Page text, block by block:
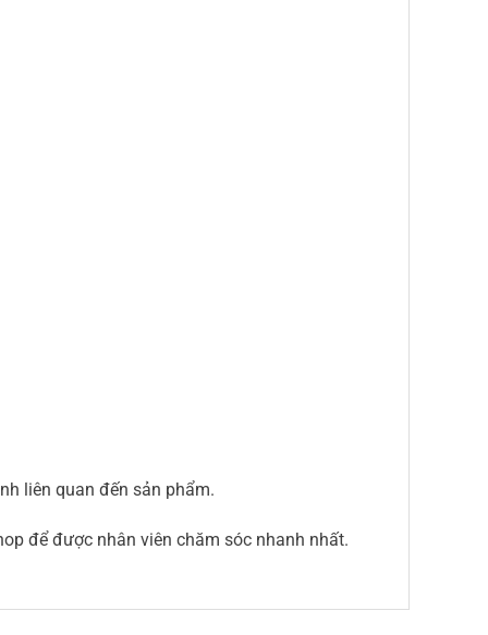
liên quan đến sản phẩm.
để được nhân viên chăm sóc nhanh nhất.